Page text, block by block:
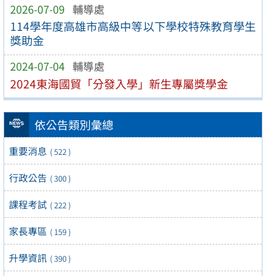
2026-07-09 輔導處
114學年度高雄市高級中等以下學校特殊教育學生
獎助金
2024-07-04 輔導處
2024東海國貿「分發入學」新生專屬獎學金
依公告類別彙總
重要消息 ( 522 )
行政公告 ( 300 )
課程考試 ( 222 )
家長專區 ( 159 )
升學資訊 ( 390 )